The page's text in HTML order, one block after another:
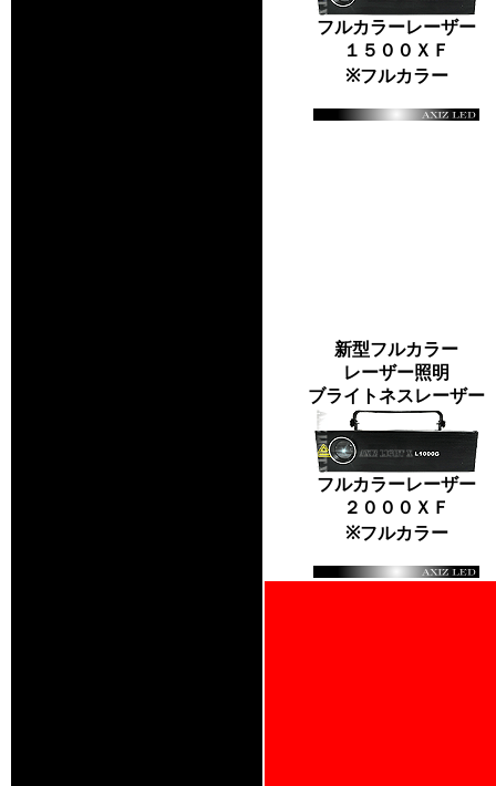
フルカラーレーザー
１５００ＸＦ
※フルカラー
新型フルカラー
レーザー照明
ブライトネスレーザー
フルカラーレーザー
２０００ＸＦ
※フルカラー